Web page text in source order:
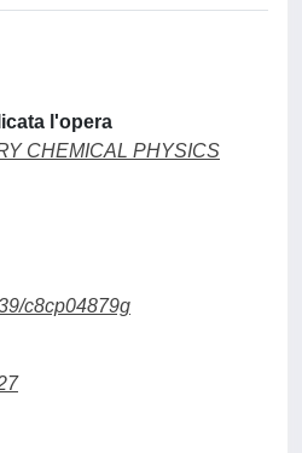
l'opera
CHEMICAL PHYSICS
c8cp04879g